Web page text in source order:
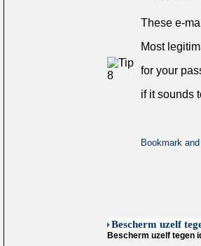
These e-
Most
for your
if it sounds
Bescherm uzelf
Bescherm uzelf tegen